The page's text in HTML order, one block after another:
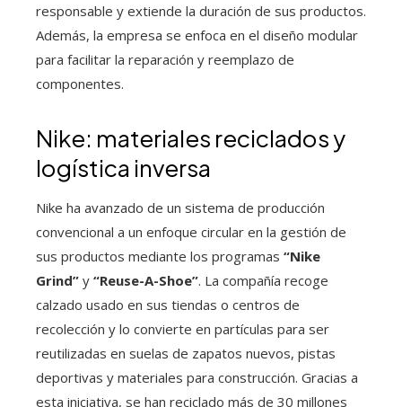
responsable y extiende la duración de sus productos.
Además, la empresa se enfoca en el diseño modular
para facilitar la reparación y reemplazo de
componentes.
Nike: materiales reciclados y
logística inversa
Nike ha avanzado de un sistema de producción
convencional a un enfoque circular en la gestión de
sus productos mediante los programas “Nike
Grind” y “Reuse-A-Shoe”. La compañía recoge
calzado usado en sus tiendas o centros de
recolección y lo convierte en partículas para ser
reutilizadas en suelas de zapatos nuevos, pistas
deportivas y materiales para construcción. Gracias a
esta iniciativa, se han reciclado más de 30 millones